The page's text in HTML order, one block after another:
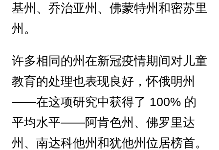
基州、乔治亚州、佛蒙特州和密苏里
州。
许多相同的州在新冠疫情期间对儿童
教育的处理也表现良好，怀俄明州
——在这项研究中获得了 100% 的
平均水平——阿肯色州、佛罗里达
州、南达科他州和犹他州位居榜首。